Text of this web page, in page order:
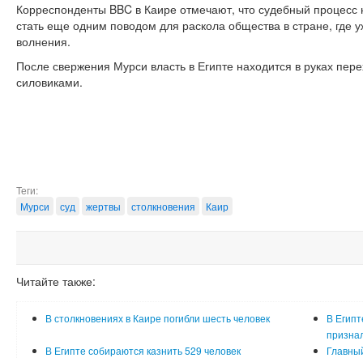
Корреспонденты BBC в Каире отмечают, что судебный
стать еще одним поводом для раскола общества в стране, где
волнения.
После свержения Мурси власть в Египте находится в руках
силовиками.
Теги:
Мурси
суд жертвы столкновения Каир
Читайте также:
В столкновениях в Каире погибли шесть человек
В
В Египте собираются казнить 529 человек